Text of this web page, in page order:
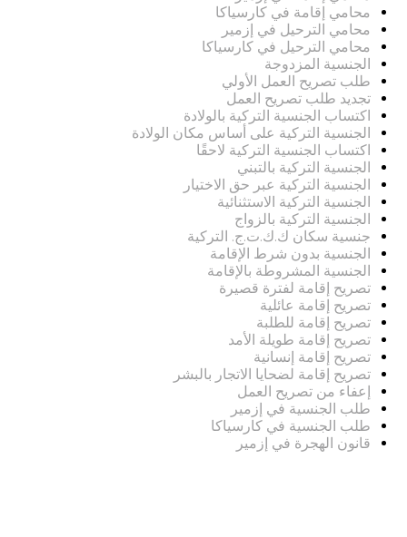
محامي إقامة في كارسياكا
محامي الترحيل في إزمير
محامي الترحيل في كارسياكا
الجنسية المزدوجة
طلب تصريح العمل الأولي
تجديد طلب تصريح العمل
اكتساب الجنسية التركية بالولادة
الجنسية التركية على أساس مكان الولادة
اكتساب الجنسية التركية لاحقًا
الجنسية التركية بالتبني
الجنسية التركية عبر حق الاختيار
الجنسية التركية الاستثنائية
الجنسية التركية بالزواج
جنسية سكان ك.ك.ت.ج. التركية
الجنسية بدون شرط الإقامة
الجنسية المشروطة بالإقامة
تصريح إقامة لفترة قصيرة
تصريح إقامة عائلية
تصريح إقامة للطلبة
تصريح إقامة طويلة الأمد
تصريح إقامة إنسانية
تصريح إقامة لضحايا الاتجار بالبشر
إعفاء من تصريح العمل
طلب الجنسية في إزمير
طلب الجنسية في كارسياكا
قانون الهجرة في إزمير